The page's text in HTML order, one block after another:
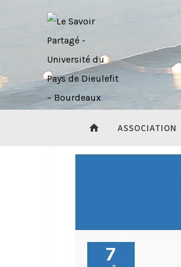
home ASSOCIATION
7